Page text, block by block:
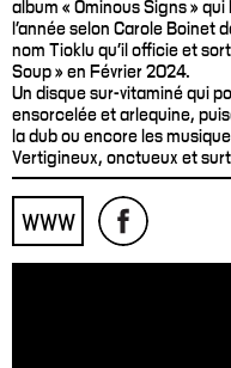
album « Ominous Signs »
l'année selon Carole Boinet
nom Tioklu qu'il officie et
Soup » en Février 2024.
Un disque sur-vitaminé qui
ensorcelée et arlequine,
la dub ou encore les
Vertigineux, onctueux et
WWW